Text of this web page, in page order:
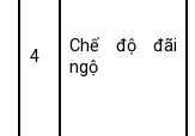
4
Chế độ đãi
ngộ